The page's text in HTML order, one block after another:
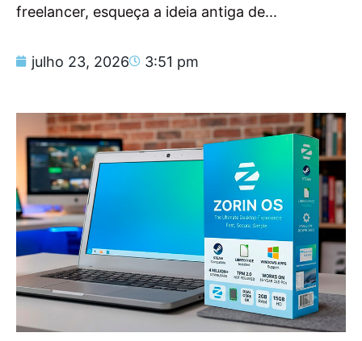
freelancer, esqueça a ideia antiga de...
julho 23, 2026 3:51 pm